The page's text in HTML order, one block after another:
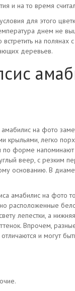
и на то время
для этого
днем не
на полянах
деревьев.
на фото
крыльями, легко
по форме напоминают
веер, с резким
основанию. В
амабилис на фото
расположенные
лепестки, а
Впрочем,
и могут